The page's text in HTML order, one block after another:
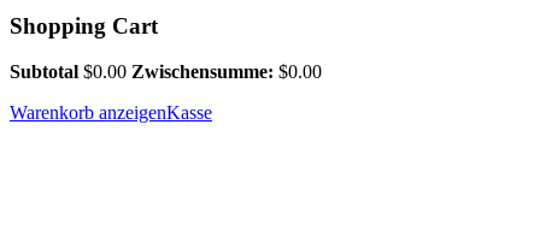
Shopping Cart
Subtotal $0.00 Zwischensumme: $0.00
Warenkorb anzeigenKasse